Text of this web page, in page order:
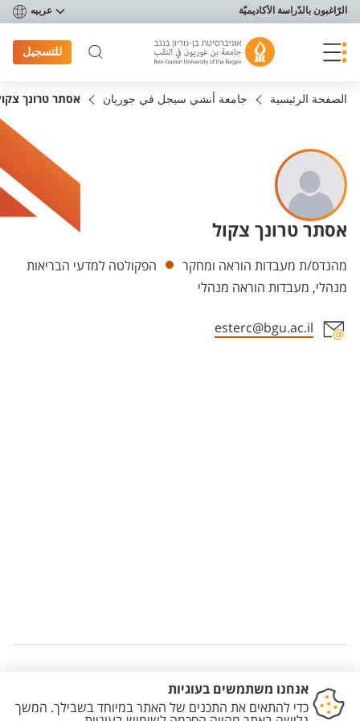
תפריט נגישות
الرّاغبون بالدّراسة الأكاديميّة عربيه
للتسجيل
الصفحة الرئيسية جامعة أنشي سيجل في جوريان אסתר טרונך
אסתר טרונך צקול
Departments
מהנדס/ת מעבדות הוראה ומחקר
הפקולטה למדעי הבריאות
מנהלי, מעבדות הוראה מנהלי
esterc@bgu.ac.il